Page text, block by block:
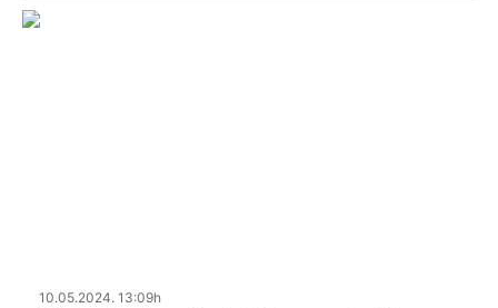
10.05.2024. 13:09h